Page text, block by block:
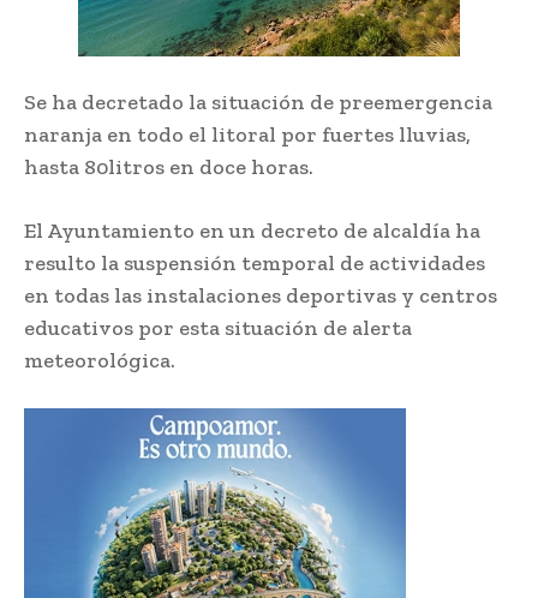
Se ha decretado la situación de preemergencia
naranja en todo el litoral por fuertes lluvias,
hasta 80litros en doce horas.
El Ayuntamiento en un decreto de alcaldía ha
resulto la suspensión temporal de actividades
en todas las instalaciones deportivas y centros
educativos por esta situación de alerta
meteorológica.